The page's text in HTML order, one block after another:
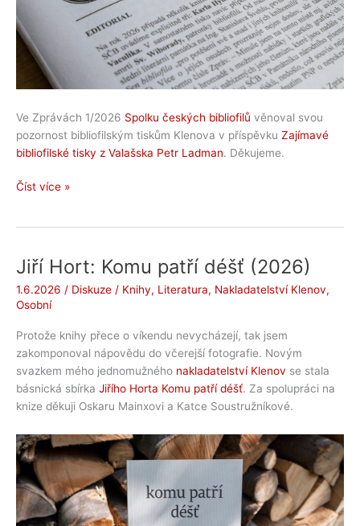
Ve Zprávách 1/2026 Spolku českých bibliofilů věnoval svou
pozornost bibliofilským tiskům Klenova v příspěvku Zajímavé
bibliofilské tisky z Valašska Petr Ladman. Děkujeme.
Zajímavé
Valašska
Číst více »
Jiří Hort: Komu patří déšť (2026)
1.6.2026 / Diskuze / Knihy, Literatura, Nakladatelství Klenov,
Osobní
Protože knihy přece o víkendu nevycházejí, tak jsem
zakomponoval nápovědu do včerejší fotografie. Novým
svazkem mého jednomužného nakladatelství Klenov se stala
básnická sbírka Jiřího Horta Komu patří déšť. Za spolupráci na
knize děkuji Oskaru Mainxovi a Katce Soustružníkové.